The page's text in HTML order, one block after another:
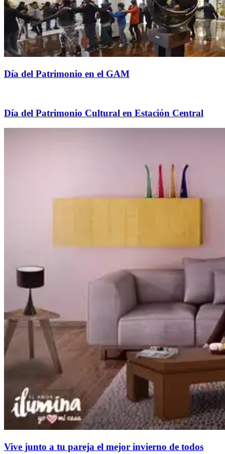
Día del Patrimonio en el GAM
Día del Patrimonio Cultural en Estación Central
Vive junto a tu pareja el mejor invierno de todos